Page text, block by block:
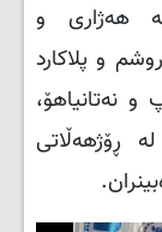
هەژاری و
و پلاکارد
و نەتانیاهۆ،
ڕۆژهەڵاتی